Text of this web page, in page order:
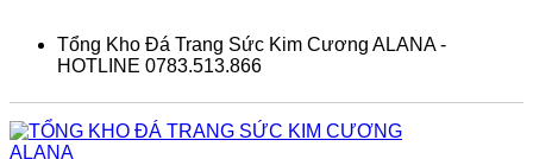
content
Tổng Kho Đá Trang Sức Kim Cương ALANA -
HOTLINE 0783.513.866